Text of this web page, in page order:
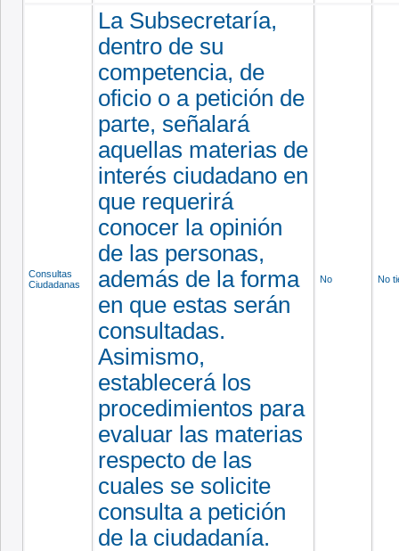
Consultas
Ciudadanas
La Subsecretaría,
dentro de su
competencia, de
oficio o a petición de
parte, señalará
aquellas materias de
interés ciudadano en
que requerirá
conocer la opinión
de las personas,
además de la forma
en que estas serán
consultadas.
Asimismo,
establecerá los
procedimientos para
evaluar las materias
respecto de las
cuales se solicite
consulta a petición
de la ciudadanía.
No No